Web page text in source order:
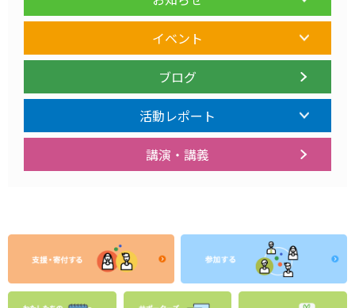
イベント
ブログ
活動レポート
講演・講義